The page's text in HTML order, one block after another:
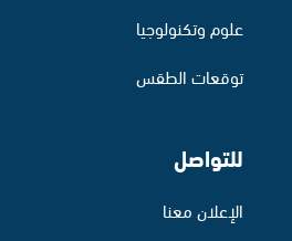
علوم وتكنولوجيا
توقعات الطقس
للتواصل
الإعلان معنا